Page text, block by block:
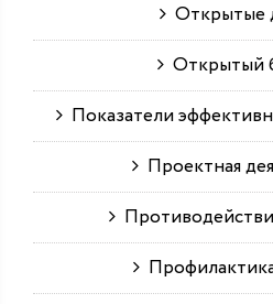
Открытые
Открытый
Показатели
Проектная